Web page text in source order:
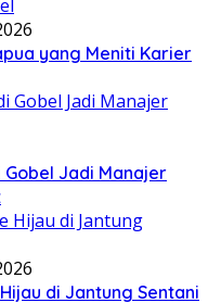
yang Meniti Karier
Jadi Manajer
di Jantung Sentani